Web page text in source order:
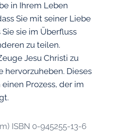
in Ihrem Leben
Sie mit seiner Liebe
sie im Überfluss
zu teilen.
Jesu Christi zu
hervorzuheben. Dieses
Prozess, der im
ISBN 0-945255-13-6